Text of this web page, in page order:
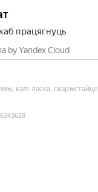
працягнуць
by Yandex Cloud
калі ласка, скарыстайце